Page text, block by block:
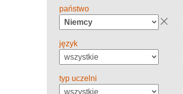
państwo
język
typ uczelni